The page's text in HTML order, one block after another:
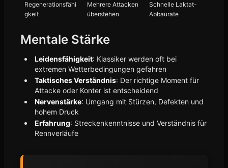
Regenerationsfähi
gkeit
Mehrere Attacken
überstehen
Schnelle Laktat-
Abbaurate
Mentale Stärke
Leidensfähigkeit: Klassiker werden oft bei
extremen Wetterbedingungen gefahren
Taktisches Verständnis: Der richtige Moment für
Attacke oder Konter ist entscheidend
Nervenstärke: Umgang mit Stürzen, Defekten und
hohem Druck
Erfahrung: Streckenkenntnisse und Verständnis für
Rennverläufe